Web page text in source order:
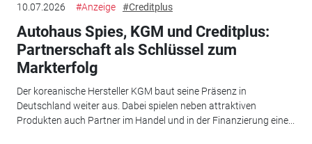
10.07.2026 #Anzeige #Creditplus
Autohaus Spies, KGM und Creditplus:
Partnerschaft als Schlüssel zum
Markterfolg
Der koreanische Hersteller KGM baut seine Präsenz in
Deutschland weiter aus. Dabei spielen neben attraktiven
Produkten auch Partner im Handel und in der Finanzierung eine...